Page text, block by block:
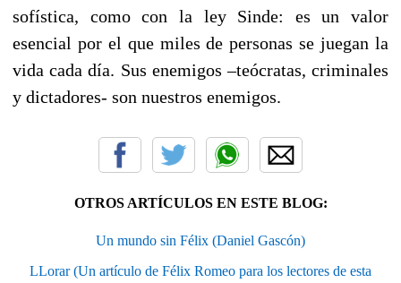
sofística, como con la ley Sinde: es un valor
esencial por el que miles de personas se juegan la
vida cada día. Sus enemigos –teócratas, criminales
y dictadores- son nuestros enemigos.
OTROS ARTÍCULOS EN ESTE BLOG:
Un mundo sin Félix (Daniel Gascón)
LLorar (Un artículo de Félix Romeo para los lectores de esta